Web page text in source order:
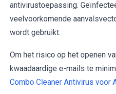
antivirustoepassing.
veelvoorkomende
wordt gebruikt.
Om het risico op het openen
kwaadaardige e-mails te
Combo Cleaner Antivirus voor